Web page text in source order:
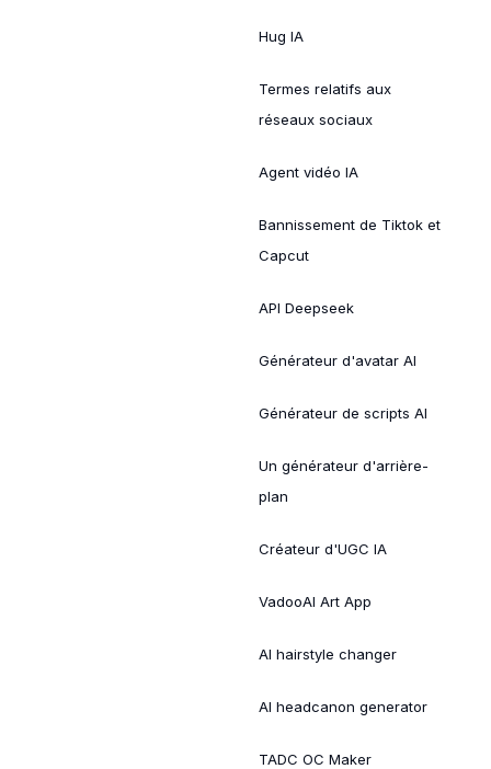
Hug IA
Termes relatifs aux
réseaux sociaux
Agent vidéo IA
Bannissement de Tiktok et
Capcut
API Deepseek
Générateur d'avatar AI
Générateur de scripts AI
Un générateur d'arrière-
plan
Créateur d'UGC IA
VadooAI Art App
AI hairstyle changer
AI headcanon generator
TADC OC Maker